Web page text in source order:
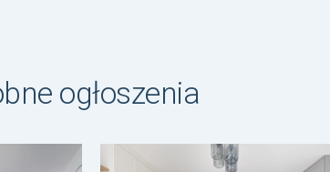
ogłoszenia